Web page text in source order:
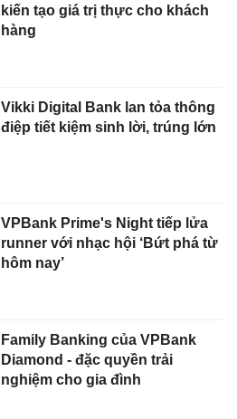
kiến tạo giá trị thực cho khách
hàng
Vikki Digital Bank lan tỏa thông
điệp tiết kiệm sinh lời, trúng lớn
VPBank Prime's Night tiếp lửa
runner với nhạc hội ‘Bứt phá từ
hôm nay’
Family Banking của VPBank
Diamond - đặc quyền trải
nghiệm cho gia đình